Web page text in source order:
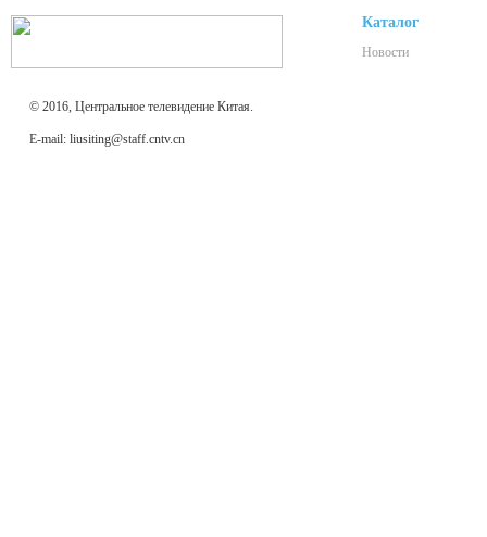
© 2016, Центральное телевидение Китая.
E-mail: liusiting@staff.cntv.cn
Каталог
Новости